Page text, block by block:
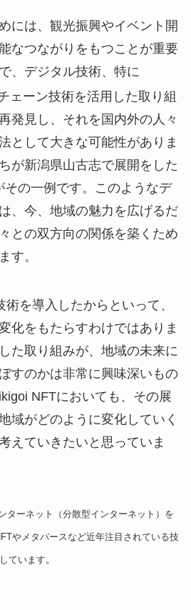
には、観光振興やイベント開
なつながりをもつことが重要
、デジタル技術、特に
ェーン技術を活用した取り組
発見し、それを国内外の人々
として大きな可能性がありま
が新潟県山古志で展開をした
その一例です。このようなデ
、今、地域の魅力を広げるだ
との双方向の関係を築くため
す。
を導入したからといって、
化をもたらすわけではありま
た取り組みが、地域の未来に
すのかは非常に興味深いもの
NFTにおいても、その展
域がどのように変化していく
えていきたいと思っていま
ターネット（分散型インターネット）を
やメタバースなど近年注目されている技
ています。